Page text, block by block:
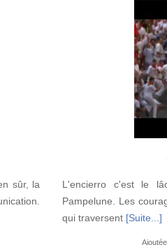
sûr, la
L'encierro c'est le
Pampelune. Les
qui traversent [Suite...]